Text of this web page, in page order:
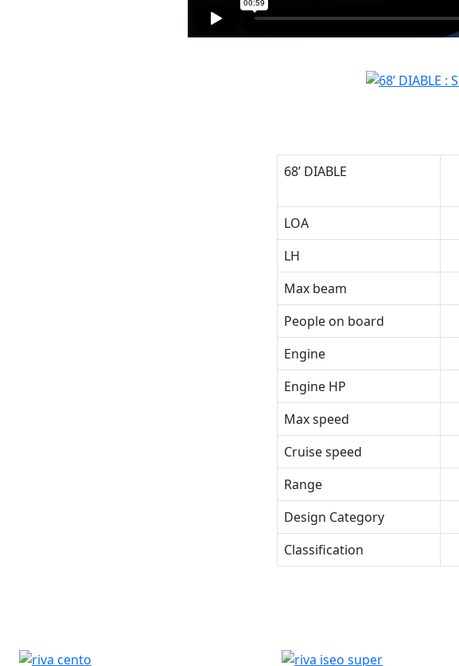
68’ DIABLE
LOA
LH
Max beam
People on board
Engine
Engine HP
Max speed
Cruise speed
Range
Design Category
Classification